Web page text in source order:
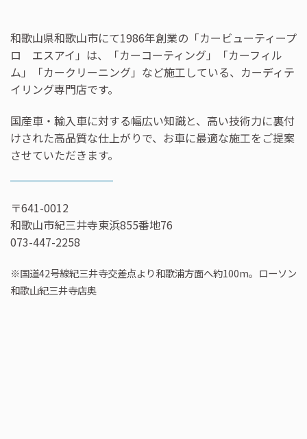
和歌山県和歌山市にて1986年創業の「カービューティープ
ロ エスアイ」は、「カーコーティング」「カーフィル
ム」「カークリーニング」など施工している、カーディテ
イリング専門店です。
国産車・輸入車に対する幅広い知識と、高い技術力に裏付
けされた高品質な仕上がりで、お車に最適な施工をご提案
させていただきます。
〒641-0012
和歌山市紀三井寺東浜855番地76
073-447-2258
※国道42号線紀三井寺交差点より和歌浦方面へ約100m。ローソン
和歌山紀三井寺店奥